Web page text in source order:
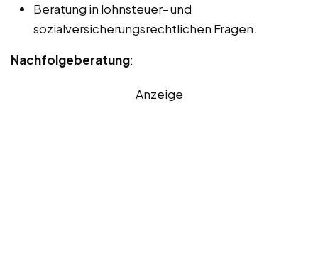
Beratung in lohnsteuer- und
sozialversicherungsrechtlichen Fragen.
Nachfolgeberatung:
Anzeige